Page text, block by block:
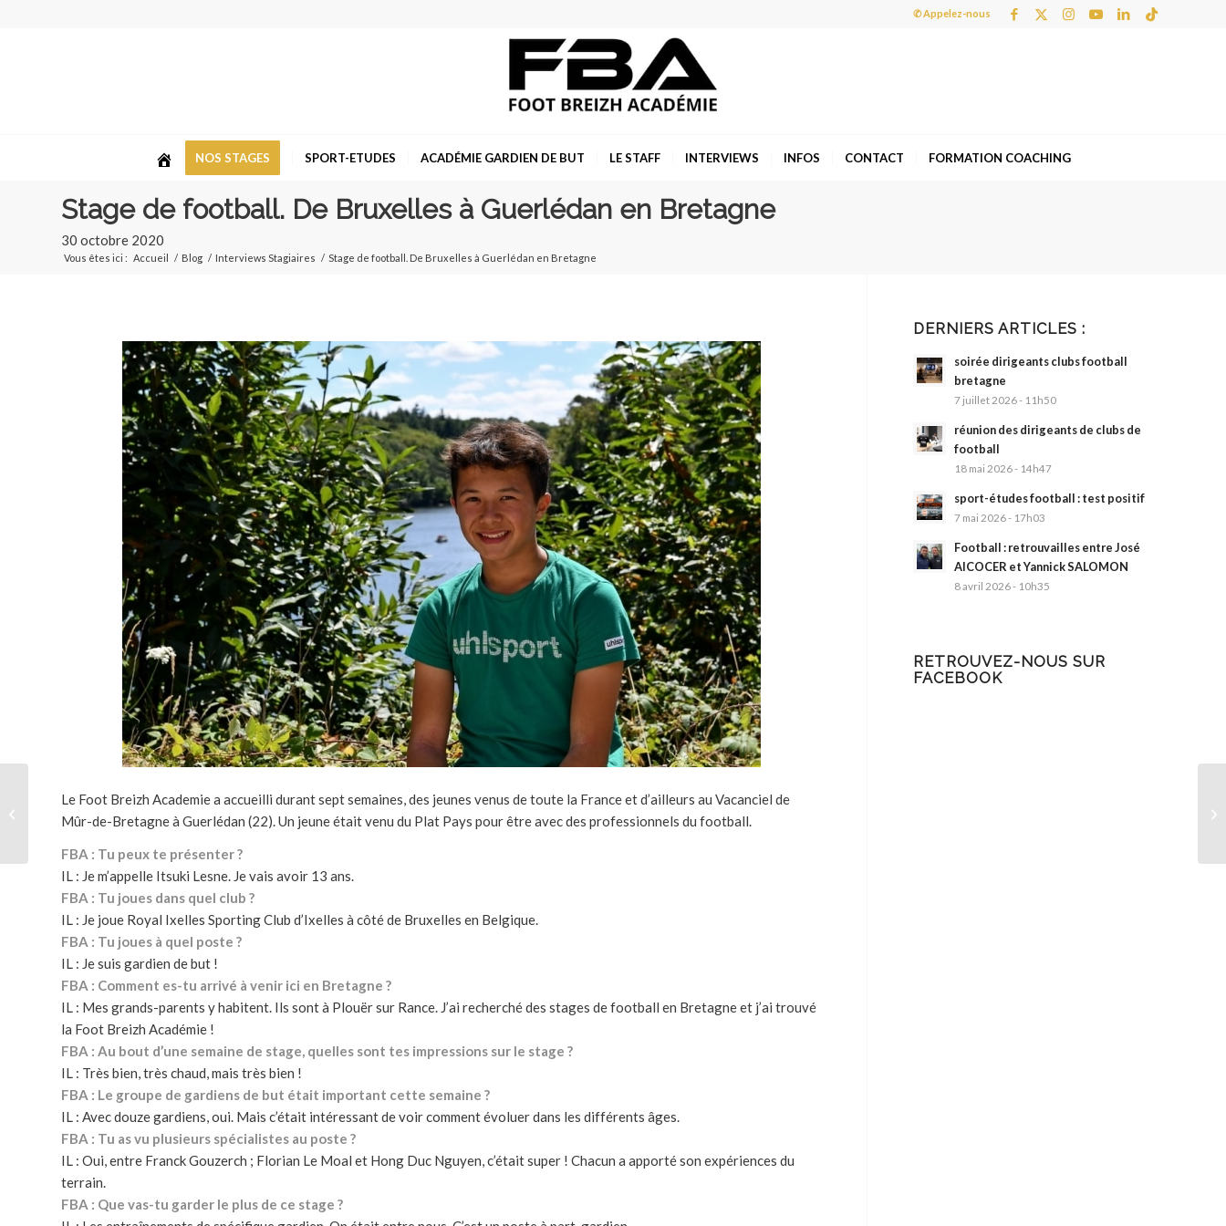
✆ Appelez-nous
NOS STAGES SPORT-ETUDES ACADÉMIE GARDIEN DE BUT LE STAFF INTERVIEWS INFOS CONTACT FORMATION COACHING
Stage de football. De Bruxelles à Guerlédan en Bretagne
30 octobre 2020
Vous êtes ici : Accueil / Blog / Interviews Stagiaires / Stage de football. De Bruxelles à Guerlédan en Bretagne
Le Foot Breizh Academie a accueilli durant sept semaines, des jeunes venus de toute la France et d’ailleurs au Vacanciel de
Mûr-de-Bretagne à Guerlédan (22). Un jeune était venu du Plat Pays pour être avec des professionnels du football.
FBA : Tu peux te présenter ?
IL : Je m’appelle Itsuki Lesne. Je vais avoir 13 ans.
FBA : Tu joues dans quel club ?
IL : Je joue Royal Ixelles Sporting Club d’Ixelles à côté de Bruxelles en Belgique.
FBA : Tu joues à quel poste ?
IL : Je suis gardien de but !
FBA : Comment es-tu arrivé à venir ici en Bretagne ?
IL : Mes grands-parents y habitent. Ils sont à Plouër sur Rance. J’ai recherché des stages de football en Bretagne et j’ai trouvé
la Foot Breizh Académie !
FBA : Au bout d’une semaine de stage, quelles sont tes impressions sur le stage ?
IL : Très bien, très chaud, mais très bien !
FBA : Le groupe de gardiens de but était important cette semaine ?
IL : Avec douze gardiens, oui. Mais c’était intéressant de voir comment évoluer dans les différents âges.
FBA : Tu as vu plusieurs spécialistes au poste ?
IL : Oui, entre Franck Gouzerch ; Florian Le Moal et Hong Duc Nguyen, c’était super ! Chacun a apporté son expériences du
terrain.
FBA : Que vas-tu garder le plus de ce stage ?
DERNIERS ARTICLES :
soirée dirigeants clubs football
bretagne
7 juillet 2026 - 11h50
réunion des dirigeants de clubs de
football
18 mai 2026 - 14h47
sport-études football : test positif
7 mai 2026 - 17h03
Football : retrouvailles entre José
AlCOCER et Yannick SALOMON
8 avril 2026 - 10h35
RETROUVEZ-NOUS SUR
FACEBOOK
Stage football. Un
Djibouti à Guerlédan